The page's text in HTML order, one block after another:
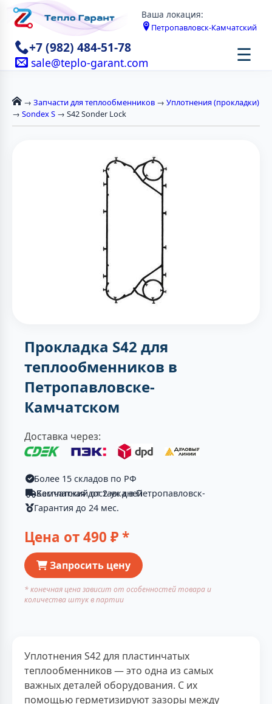
Ваша локация:
Петропавловск-Камчатский
+7 (982) 484-51-78
sale@teplo-garant.com ☰
→ Запчасти для теплообменников → Уплотнения (прокладки)
→ Sondex S → S42 Sonder Lock
Прокладка S42 для
теплообменников в
Петропавловске-
Камчатском
Доставка через:
Более 15 складов по РФ
Бесплатная доставка в Петропавловск-Камчатский от 2-ух дней
Гарантия до 24 мес.
Цена от490 ₽ *
Запросить цену
* конечная цена зависит от особенностей товара и
количества штук в партии
Уплотнения S42 для пластинчатых
теплообменников — это одна из самых
важных деталей оборудования. С их
помощью герметизируют зазоры между